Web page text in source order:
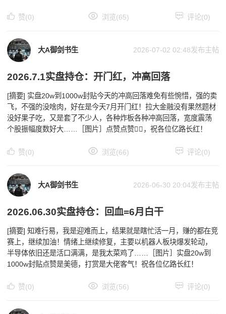
赞(0) 浏览(65) 评论(0)
大A御剑书生 2026-07-02 02:48发布主帖
2026.7.1实盘持仓：开门红，冲高回落
[摘要] 实盘20w到1000w封贴￼今天的冲高回落难免有些惋惜，强的卖
飞，不强的没啥肉，好在是今天7月开门红！拉大金融没有果然题材
没好果子吃，又是套了不少人，各种炸板各种冲高回落，宽度震荡
个股振幅度数好大……［图片］点赞点赞👍🏻，祝各位亿路长红！
赞(0) 浏览(66) 评论(0)
大A御剑书生 2026-06-30 20:04发布主帖
2026.06.30实盘持仓：回血=6月白干
[摘要] 知难行易，我是迎难而上，结果就是瞎忙活一月，赚的都在竞
赛上，继续加油！情绪上继续修复，主要以机器人板块爆发轮动，
半导体依旧还是活口满满，是我太菜鸡了……［图片］实盘20w到
1000w封贴￼点赞是美德，打赏是大佬客气！祝各位亿路长红！
赞(0) 浏览(56) 评论(0)